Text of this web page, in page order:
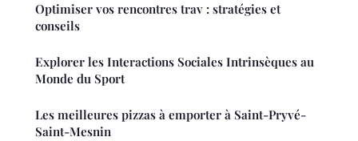
Optimiser vos rencontres trav : stratégies et
conseils
Explorer les Interactions Sociales Intrinsèques au
Monde du Sport
Les meilleures pizzas à emporter à Saint-Pryvé-
Saint-Mesnin